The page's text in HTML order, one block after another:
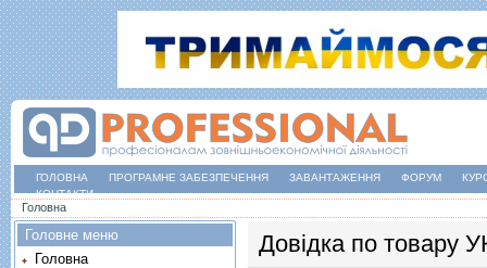
ГОЛОВНА ПРОГРАМНЕ ЗАБЕЗПЕЧЕННЯ ЗАВАНТАЖЕННЯ ФОРУМ
КОНТАКТИ
Ви є тут
Головна
Довідка по товару
Головне меню
Головна